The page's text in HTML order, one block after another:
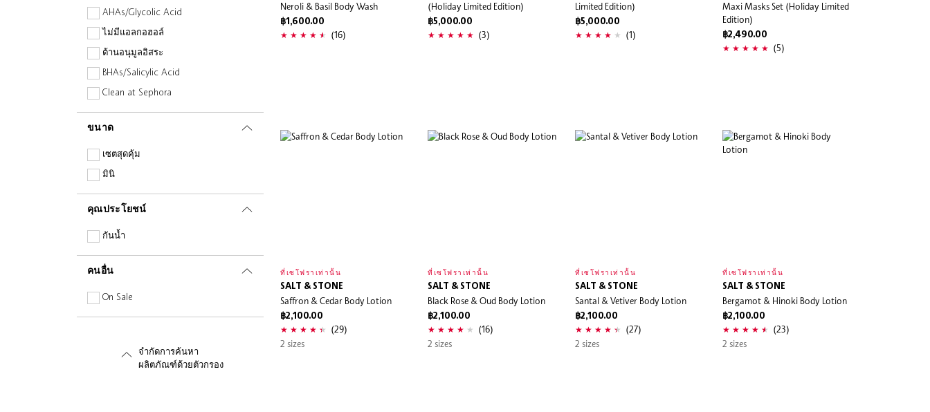
Spray
Powder
Liquid
AHAs/Glycolic Acid
ไม่มีแอลกอฮอล์
ต้านอนุมูลอิสระ
BHAs/Salicylic Acid
Clean at Sephora
ไม่มีน้ำหอม
กรดไฮยาลูโรนิก
แพ้ง่าย
มิเนอรัล
ไม่มีน้ำมัน
ไม่มีพาราเบน
เปปไทด์
Planet Aware
เรตินอยด์
ไม่มีซัลเฟต
ขนาด
เซตสุดคุ้ม
มินิ
คุณประโยชน์
กันน้ำ
คนอื่น
On Sale
จำกัดการค้นหา
ผลิตภัณฑ์ด้วยตัวกรอง
Neroli & Basil Body Wash
฿1,600.00
(16)
(Holiday Limited Edition)
฿5,000.00
(3)
Limited Edition)
฿5,000.00
(1)
Maxi Masks Set (Holiday Limited
Edition)
฿2,490.00
(5)
ที่เซโฟราเท่านั้น
SALT & STONE
Saffron & Cedar Body Lotion
฿2,100.00
(29)
2 sizes
ที่เซโฟราเท่านั้น
SALT & STONE
Black Rose & Oud Body Lotion
฿2,100.00
(16)
2 sizes
ที่เซโฟราเท่านั้น
SALT & STONE
Santal & Vetiver Body Lotion
฿2,100.00
(27)
2 sizes
ที่เซโฟราเท่านั้น
SALT & STONE
Bergamot & Hinoki Body Lotion
฿2,100.00
(23)
2 sizes